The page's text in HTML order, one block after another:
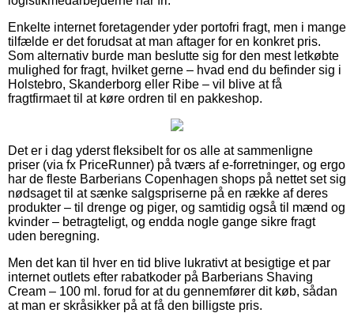
Enkelte internet foretagender yder portofri fragt, men i mange
tilfælde er det forudsat at man aftager for en konkret pris.
Som alternativ burde man beslutte sig for den mest letkøbte
mulighed for fragt, hvilket gerne – hvad end du befinder sig i
Holstebro, Skanderborg eller Ribe – vil blive at få
fragtfirmaet til at køre ordren til en pakkeshop.
Det er i dag yderst fleksibelt for os alle at sammenligne
priser (via fx PriceRunner) på tværs af e-forretninger, og ergo
har de fleste Barberians Copenhagen shops på nettet set sig
nødsaget til at sænke salgspriserne på en række af deres
produkter – til drenge og piger, og samtidig også til mænd og
kvinder – betragteligt, og endda nogle gange sikre fragt
uden beregning.
Men det kan til hver en tid blive lukrativt at besigtige et par
internet outlets efter rabatkoder på Barberians Shaving
Cream – 100 ml. forud for at du gennemfører dit køb, sådan
at man er skråsikker på at få den billigste pris.